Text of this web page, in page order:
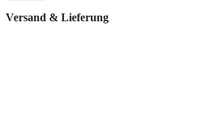
Versand & Lieferung